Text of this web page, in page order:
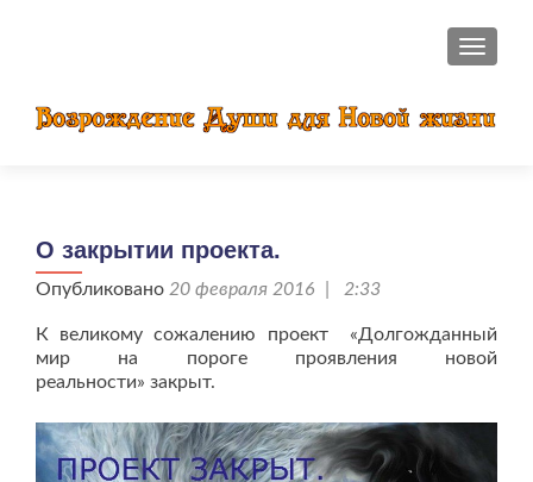
О закрытии проекта.
Опубликовано 20 февраля 2016 | 2:33
К великому сожалению проект «Долгожданный
мир на пороге проявления новой
реальности» закрыт.